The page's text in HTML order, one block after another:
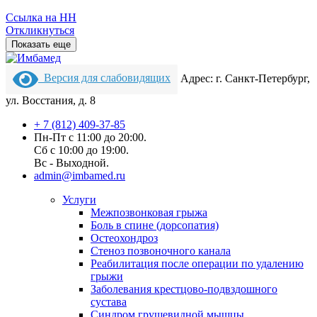
Ссылка на НН
Откликнуться
Показать еще
Версия для слабовидящих
Адрес: г. Санкт-Петербург,
ул. Восстания, д. 8
+ 7 (812) 409-37-85
Пн-Пт с 11:00 до 20:00.
Сб с 10:00 до 19:00.
Вс - Выходной.
admin@imbamed.ru
Услуги
Межпозвонковая грыжа
Боль в спине (дорсопатия)
Остеохондроз
Стеноз позвоночного канала
Реабилитация после операции по удалению
грыжи
Заболевания крест­цово-подвздошного
сустава
Синдром грушевидной мышцы